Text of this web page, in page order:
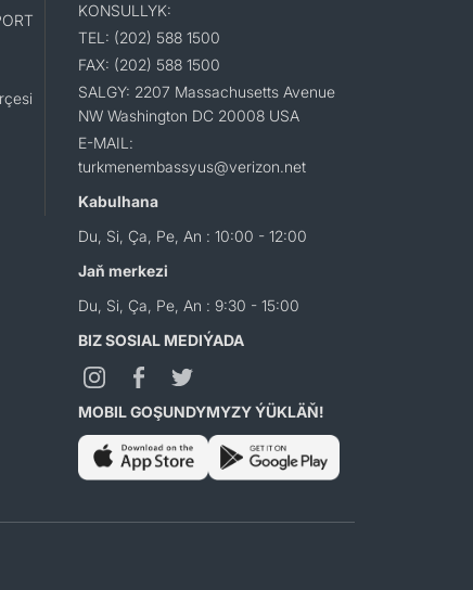
KONSULLYK:
TEL: (202) 588 1500
FAX: (202) 588 1500
SALGY: 2207 Massachusetts Avenue
NW Washington DC 20008 USA
E-MAIL:
turkmenembassyus@verizon.net
Kabulhana
Du, Si, Ça, Pe, An : 10:00 - 12:00
Jaň merkezi
Du, Si, Ça, Pe, An : 9:30 - 15:00
BIZ SOSIAL MEDIÝADA
MOBIL GOŞUNDYMYZY ÝÜKLÄŇ!